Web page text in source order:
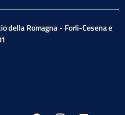
della Romagna - Forli-Cesena e